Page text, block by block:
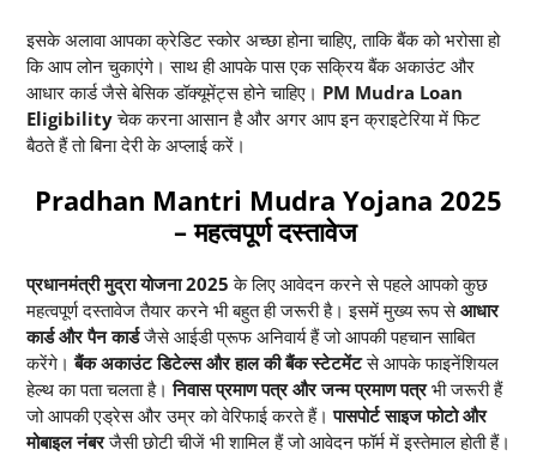
इसके अलावा आपका क्रेडिट स्कोर अच्छा होना चाहिए, ताकि बैंक को भरोसा हो
कि आप लोन चुकाएंगे। साथ ही आपके पास एक सक्रिय बैंक अकाउंट और
आधार कार्ड जैसे बेसिक डॉक्यूमेंट्स होने चाहिए। PM Mudra Loan
Eligibilityचेक करना आसान है और अगर आप इन क्राइटेरिया में फिट
बैठते हैं तो बिना देरी के अप्लाई करें।
Pradhan Mantri Mudra Yojana 2025
– महत्वपूर्ण दस्तावेज
प्रधानमंत्री मुद्रा योजना 2025 के लिए आवेदन करने से पहले आपको कुछ
महत्वपूर्ण दस्तावेज तैयार करने भी बहुत ही जरूरी है। इसमें मुख्य रूप सेआधार
कार्ड और पैन कार्डजैसे आईडी प्रूफ अनिवार्य हैं जो आपकी पहचान साबित
करेंगे।बैंक अकाउंट डिटेल्स और हाल की बैंक स्टेटमेंटसे आपके फाइनेंशियल
हेल्थ का पता चलता है।निवास प्रमाण पत्र और जन्म प्रमाण पत्रभी जरूरी हैं
जो आपकी एड्रेस और उम्र को वेरिफाई करते हैं।पासपोर्ट साइज फोटो और
मोबाइल नंबरजैसी छोटी चीजें भी शामिल हैं जो आवेदन फॉर्म में इस्तेमाल होती हैं।